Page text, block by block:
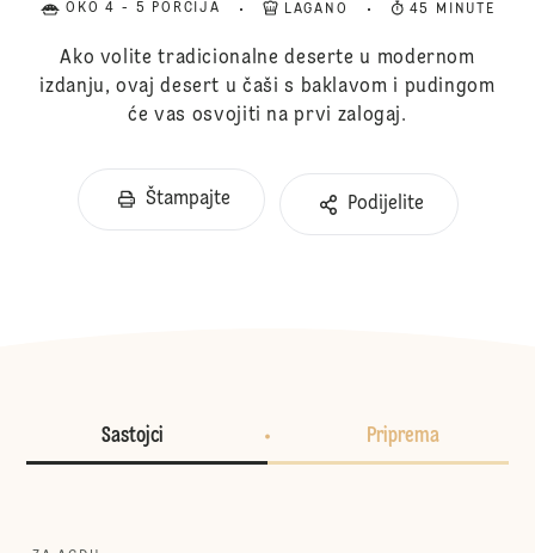
OKO 4 - 5 PORCIJA LAGANO 45 MINUTE
Ako volite tradicionalne deserte u modernom
izdanju, ovaj desert u čaši s baklavom i pudingom
će vas osvojiti na prvi zalogaj.
Štampajte Podijelite
Sastojci Priprema